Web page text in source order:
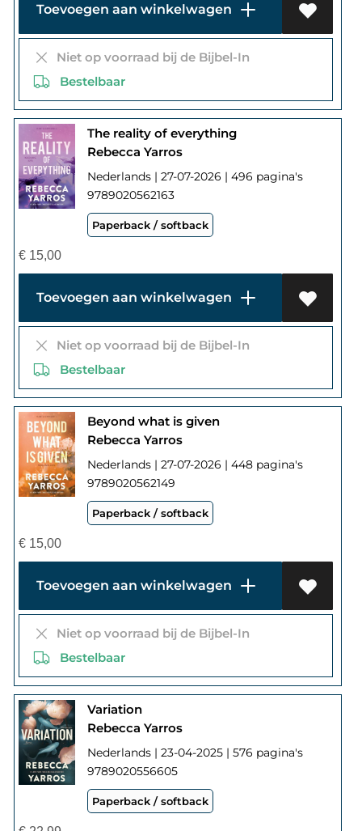
Toevoegen aan winkelwagen
Niet op voorraad bij de Bijbel-In
Bestelbaar
The reality of everything
Rebecca Yarros
Nederlands | 27-07-2026 | 496 pagina's
9789020562163
Paperback / softback
€15,00
Toevoegen aan winkelwagen
Niet op voorraad bij de Bijbel-In
Bestelbaar
Beyond what is given
Rebecca Yarros
Nederlands | 27-07-2026 | 448 pagina's
9789020562149
Paperback / softback
€15,00
Toevoegen aan winkelwagen
Niet op voorraad bij de Bijbel-In
Bestelbaar
Variation
Rebecca Yarros
Nederlands | 23-04-2025 | 576 pagina's
9789020556605
Paperback / softback